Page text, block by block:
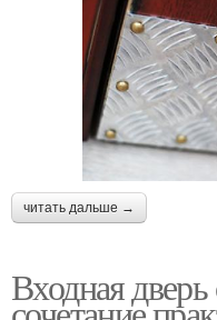
читать дальше →
Входная